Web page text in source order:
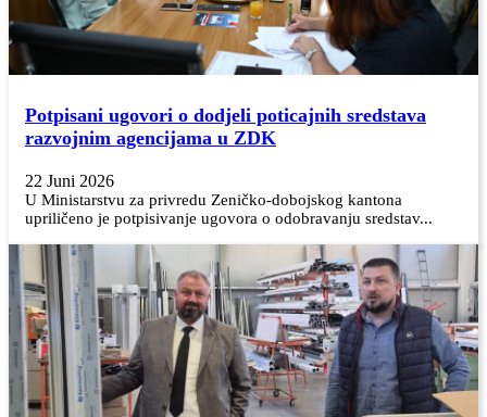
Potpisani ugovori o dodjeli poticajnih sredstava
razvojnim agencijama u ZDK
22 Juni 2026
U Ministarstvu za privredu Zeničko-dobojskog kantona
upriličeno je potpisivanje ugovora o odobravanju sredstav...